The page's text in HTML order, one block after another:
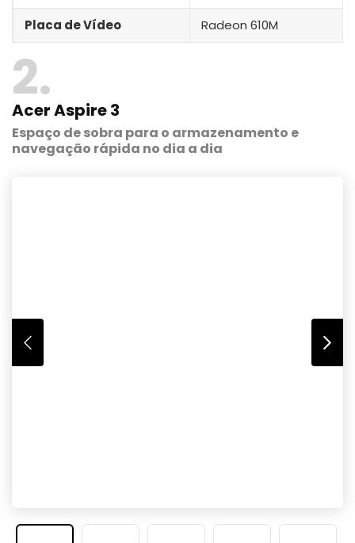
Placa de Vídeo Radeon 610M
2
Acer Aspire 3
Espaço de sobra para o armazenamento e
navegação rápida no dia a dia